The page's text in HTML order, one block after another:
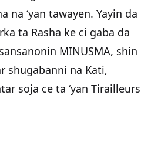
na ‘yan tawayen. Yayin da
ta Rasha ke ci gaba da
MINUSMA, shin
shugabanni na Kati,
soja ce ta ‘yan Tirailleurs